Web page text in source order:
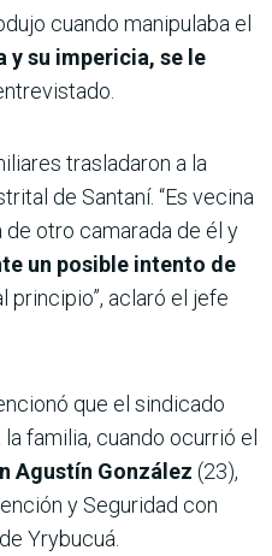
cuando manipulaba el
y su impericia, se le
trasladaron a la
de Santaní. “Es vecina
de otro camarada de él y
un posible intento de
principio”, aclaró el jefe
que el sindicado
familia, cuando ocurrió el
Agustín González (23),
y Seguridad con
Yrybucuá.